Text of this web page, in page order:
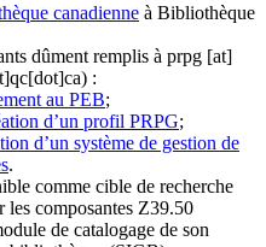
canadienne à Bibliothèque
dûment remplis à prpg [at]
:
au PEB;
d’un profil PRPG;
d’un système de gestion de
.
comme cible de recherche
les composantes Z39.50
de catalogage de son